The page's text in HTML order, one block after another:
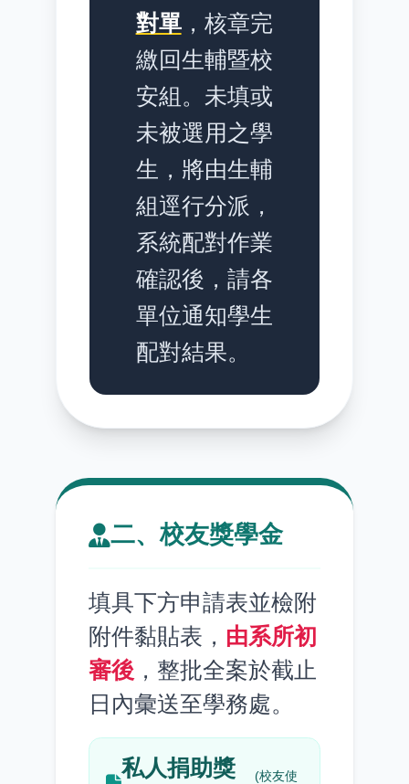
對單，核章完
繳回生輔暨校
安組。未填或
未被選用之學
生，將由生輔
組逕行分派，
系統配對作業
確認後，請各
單位通知學生
配對結果。
二、校友獎學金
填具下方申請表並檢附
附件黏貼表， 由系所初
審後，整批全案於截止
日內彙送至學務處。
私人捐助獎
(校友使